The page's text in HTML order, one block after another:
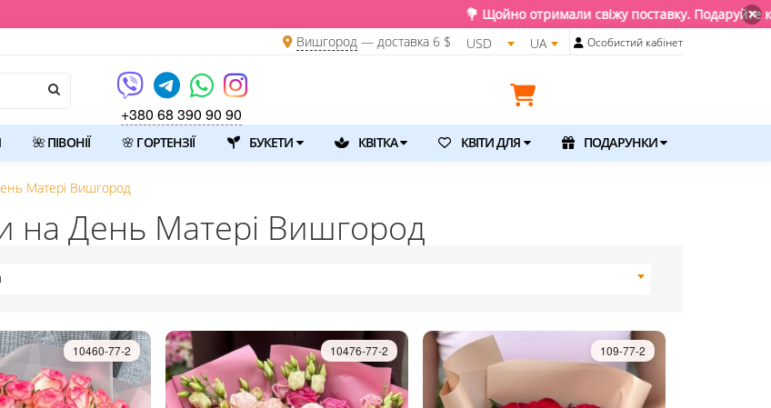
💐 Щойно отримали свіжу поставку. Подаруйте квіти та емоції, доставимо прямо
×
Вишгород— доставка 6 $ USD UA Особистий кабінет
+380 68 390 90 90
🌺 ПІВОНІЇ 🌸 ГОРТЕНЗІЇ БУКЕТИ КВІТКА КВІТИ ДЛЯ ПОДАРУНКИ
Матері Вишгород
на День Матері Вишгород
10460-77-2 10476-77-2 109-77-2